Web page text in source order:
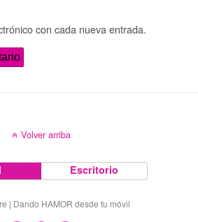
con cada nueva entrada.
Volver arriba
Escritorio
| Dando HAMOR desde tu móvil